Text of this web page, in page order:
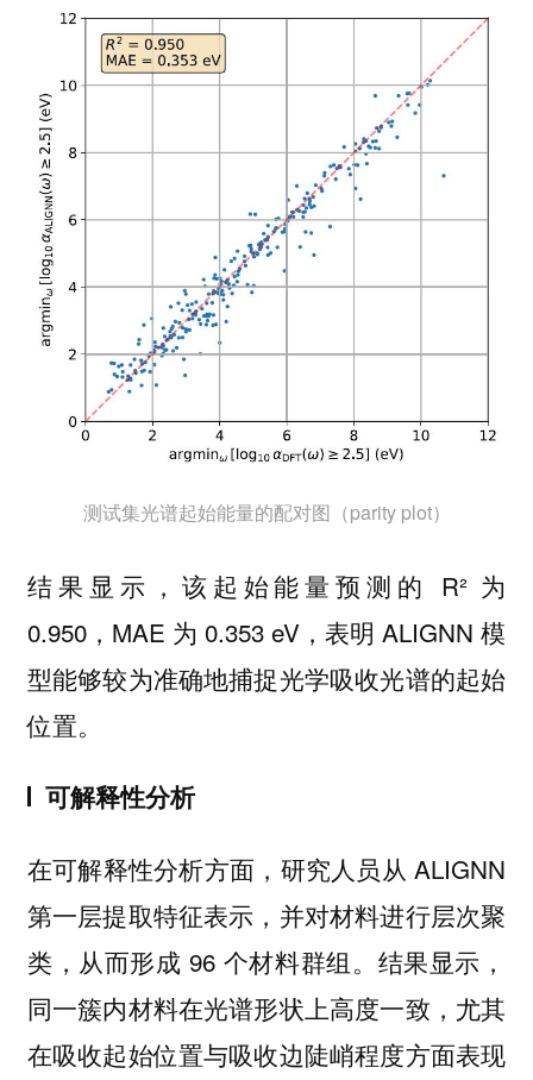
测试集光谱起始能量的配对图（parity plot）
结果显示，该起始能量预测的 R² 为
0.950，MAE 为 0.353 eV，表明 ALIGNN 模
型能够较为准确地捕捉光学吸收光谱的起始
位置。
可解释性分析
在可解释性分析方面，研究人员从 ALIGNN
第一层提取特征表示，并对材料进行层次聚
类，从而形成 96 个材料群组。结果显示，
同一簇内材料在光谱形状上高度一致，尤其
在吸收起始位置与吸收边陡峭程度方面表现